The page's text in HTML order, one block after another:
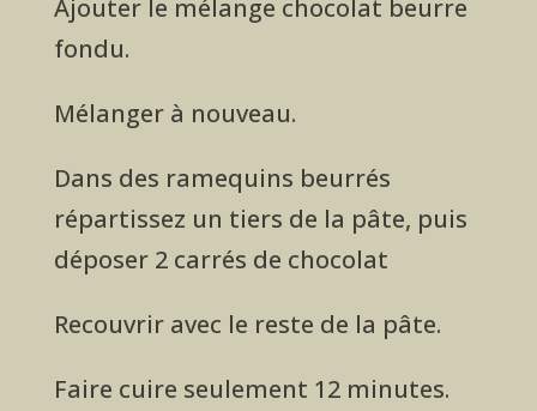
Ajouter le mélange chocolat beurre
fondu.
Mélanger à nouveau.
Dans des ramequins beurrés
répartissez un tiers de la pâte, puis
déposer 2 carrés de chocolat
Recouvrir avec le reste de la pâte.
Faire cuire seulement 12 minutes.